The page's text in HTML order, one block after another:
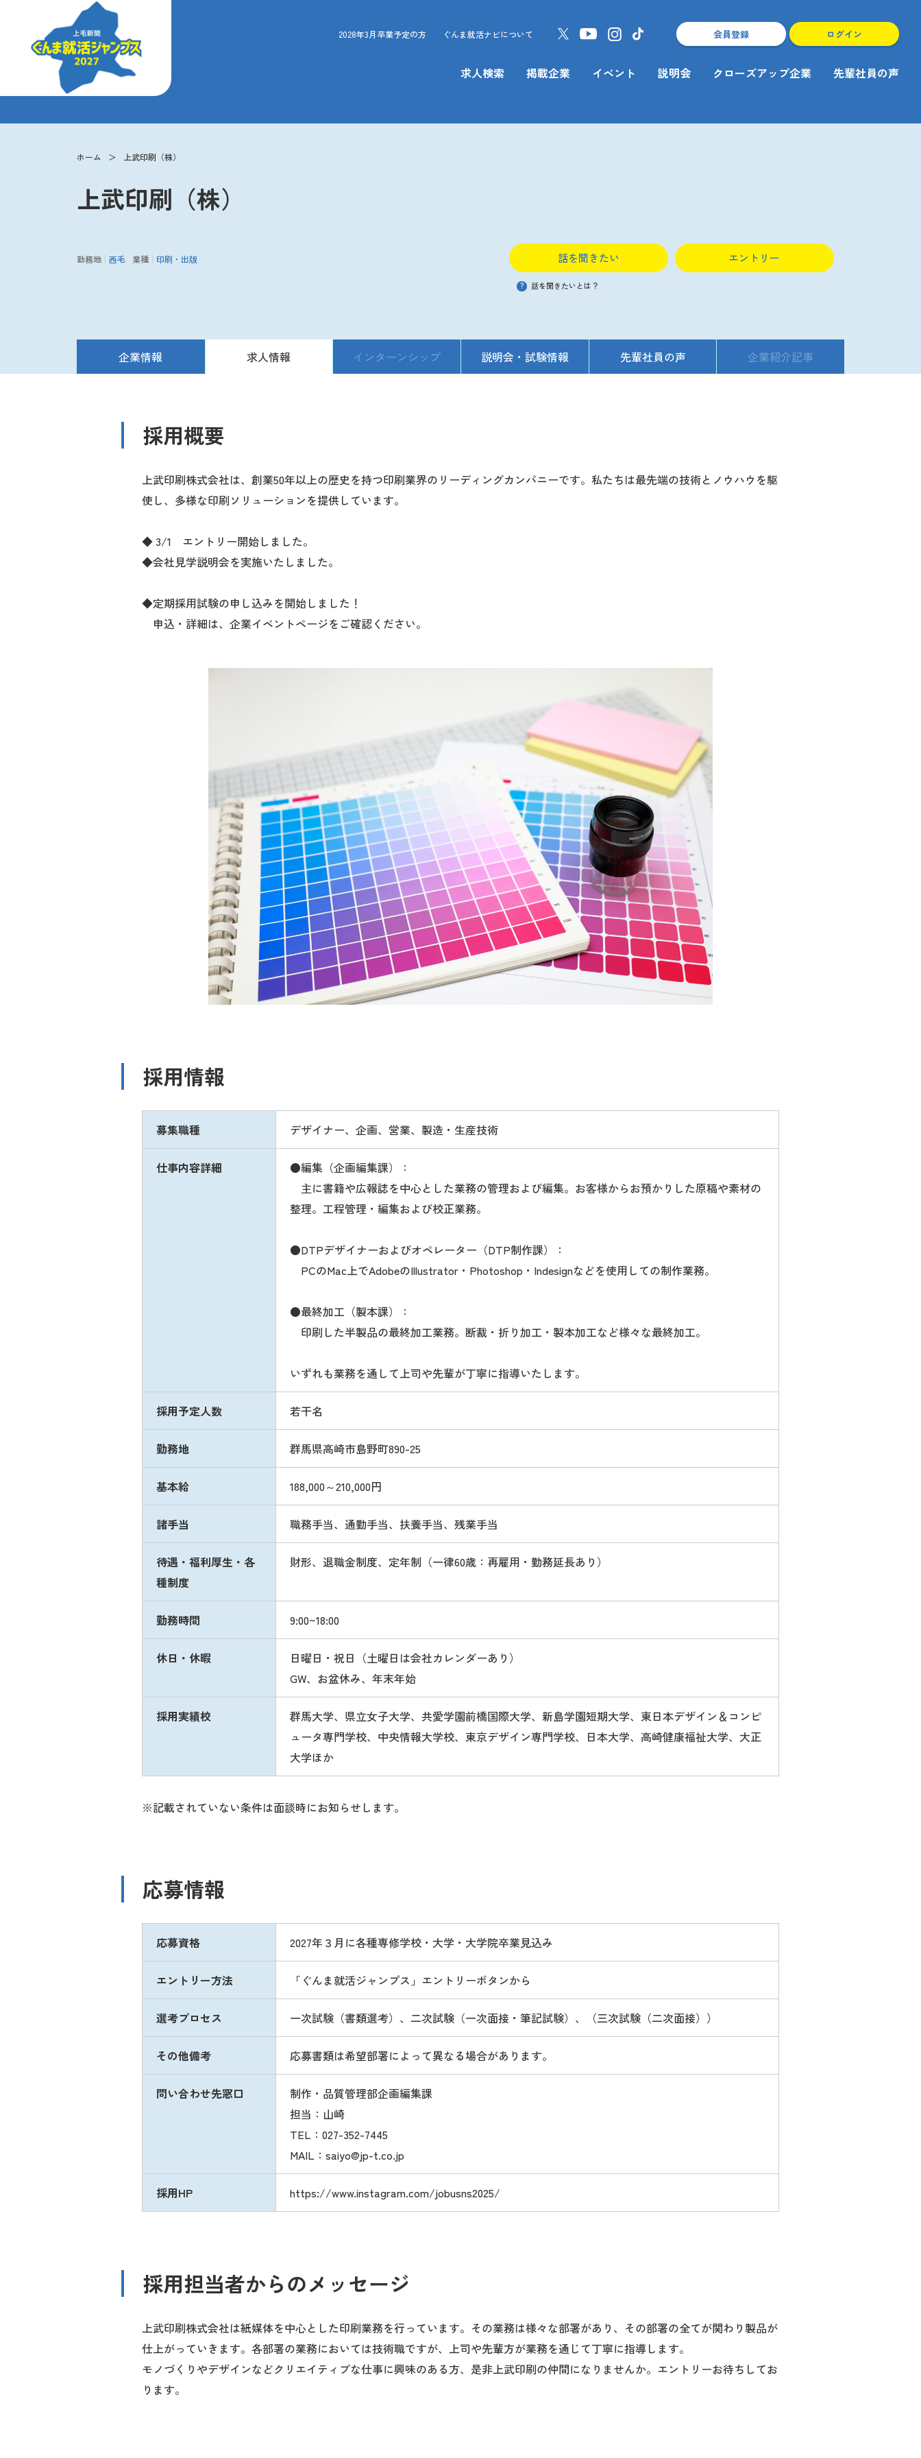
求人検索 掲載企業 イベント 説明会 クローズアップ企業 先輩社員の声
2028年3月卒業予定の方 ぐんま就活ナビについて 会員登録 ログイン
ホーム 上武印刷（株）
上武印刷（株）
勤務地 西毛 業種 印刷・出版 話を聞きたい
? 話を聞きたいとは？
エントリー
企業情報 求人情報 インターンシップ 説明会・試験情報 先輩社員の声 企業紹介記事
採用概要
上武印刷株式会社は、創業50年以上の歴史を持つ印刷業界のリーディングカンパニーです。私たちは最先端の技術とノウハウを駆
使し、多様な印刷ソリューションを提供しています。
◆ 3/1 エントリー開始しました。
◆会社見学説明会を実施いたしました。
◆定期採用試験の申し込みを開始しました！
申込・詳細は、企業イベントページをご確認ください。
採用情報
募集職種 デザイナー、企画、営業、製造・生産技術
仕事内容詳細
●編集（企画編集課）：
主に書籍や広報誌を中心とした業務の管理および編集。お客様からお預かりした原稿や素材の
整理。工程管理・編集および校正業務。
●DTPデザイナーおよびオペレーター（DTP制作課）：
PCのMac上でAdobeのIllustrator・Photoshop・Indesignなどを使用しての制作業務。
●最終加工（製本課）：
印刷した半製品の最終加工業務。断裁・折り加工・製本加工など様々な最終加工。
いずれも業務を通して上司や先輩が丁寧に指導いたします。
採用予定人数 若干名
勤務地 群馬県高崎市島野町890-25
基本給 188,000～210,000円
諸手当 職務手当、通勤手当、扶養手当、残業手当
待遇・福利厚生・各
種制度
財形、退職金制度、定年制（一律60歳：再雇用・勤務延長あり）
勤務時間 9:00~18:00
休日・休暇
日曜日・祝日（土曜日は会社カレンダーあり）
GW、お盆休み、年末年始
採用実績校
群馬大学、県立女子大学、共愛学園前橋国際大学、新島学園短期大学、東日本デザイン＆コンピ
ュータ専門学校、中央情報大学校、東京デザイン専門学校、日本大学、高崎健康福祉大学、大正
大学ほか
※記載されていない条件は面談時にお知らせします。
応募情報
応募資格 2027年３月に各種専修学校・大学・大学院卒業見込み
エントリー方法 「ぐんま就活ジャンプス」エントリーボタンから
選考プロセス 一次試験（書類選考）、二次試験（一次面接・筆記試験）、（三次試験（二次面接））
その他備考 応募書類は希望部署によって異なる場合があります。
問い合わせ先窓口
制作・品質管理部企画編集課
担当：山崎
TEL：027-352-7445
MAIL：saiyo@jp-t.co.jp
採用HP https://www.instagram.com/jobusns2025/
採用担当者からのメッセージ
上武印刷株式会社は紙媒体を中心とした印刷業務を行っています。その業務は様々な部署があり、その部署の全てが関わり製品が
仕上がっていきます。各部署の業務においては技術職ですが、上司や先輩方が業務を通じて丁寧に指導します。
モノづくりやデザインなどクリエイティブな仕事に興味のある方、是非上武印刷の仲間になりませんか。エントリーお待ちしてお
ります。